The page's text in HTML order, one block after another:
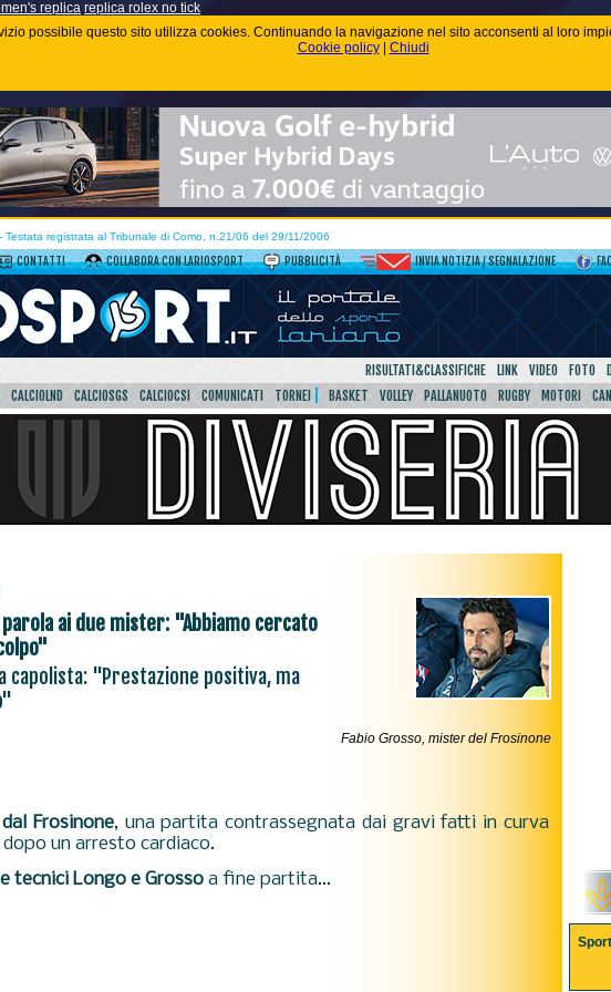
replica replica rolex no tick
possibile questo sito utilizza cookies. Continuando la navigazione nel sito acconsenti al loro
Cookie policy| Chiudi
registrata al Tribunale di Como, n.21/06 del 29/11/2006
CONTATTI COLLABORA CON LARIOSPORT PUBBLICITÀ INVIA NOTIZIA / SEGNALAZIONE
RISULTATI&CLASSIFICHE LINK VIDEO FOTO
CALCIOLND CALCIOSGS CALCIOCSI COMUNICATI TORNEI BASKET VOLLEY PALLANUOTO RUGBY MOTORI
ai due mister: "Abbiamo cercato
capolista: "Prestazione positiva, ma
Fabio Grosso, mister del Frosinone
Frosinone, una partita contrassegnata dai gravi fatti in curva
un arresto cardiaco.
tecnici Longo e Grosso a fine partita...
Sport